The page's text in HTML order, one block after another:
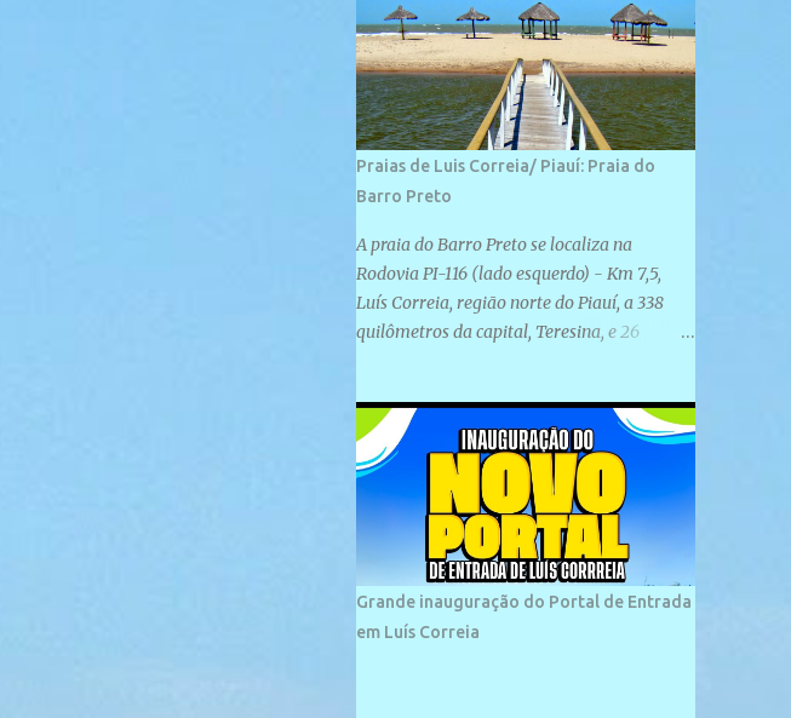
localizada na Rua São José, 98 Barrinha -
Cajueiro da Praia.
Praias de Luis Correia/ Piauí: Praia do
Barro Preto
A praia do Barro Preto se localiza na
Rodovia PI-116 (lado esquerdo) - Km 7,5,
Luís Correia, região norte do Piauí, a 338
quilômetros da capital, Teresina, e 26
plana e retilínea na maior parte de sua
extensão, chegando a mais ou menos a 1,5
km de paisagens exuberantes. Possui ondas
suaves devido ao extensivo molhe de pedras
que não chegam a 2 metros de altura, não
apresentando dunas em seu espaço
geográfico. Não se sabe ao certo porque a
praia leva esse nome, e muitas das suas
Grande inauguração do Portal de Entrada
em Luís Correia